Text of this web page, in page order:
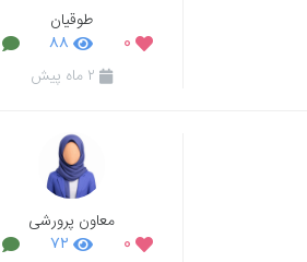
طوقیان
۰ ۸۸
۲ ماه پیش
معاون پرورشی
۰ ۷۲